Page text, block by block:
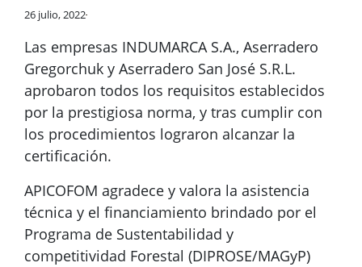
26 julio, 2022
Las empresas INDUMARCA S.A., Aserradero
Gregorchuk y Aserradero San José S.R.L.
aprobaron todos los requisitos establecidos
por la prestigiosa norma, y tras cumplir con
los procedimientos lograron alcanzar la
certificación.
APICOFOM agradece y valora la asistencia
técnica y el financiamiento brindado por el
Programa de Sustentabilidad y
competitividad Forestal (DIPROSE/MAGyP)